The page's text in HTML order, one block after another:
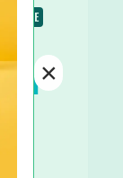
il×